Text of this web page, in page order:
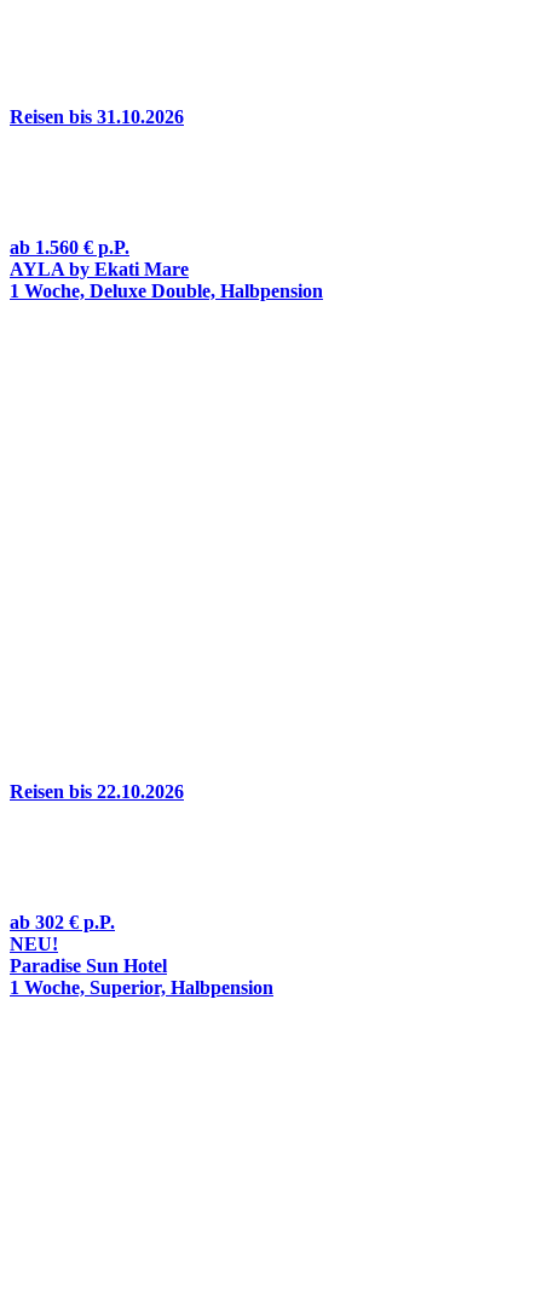
Reisen bis 31.10.2026
ab 1.560 € p.P.
AYLA by Ekati Mare
1 Woche, Deluxe Double, Halbpension
Reisen bis 22.10.2026
ab 302 € p.P.
NEU!
Paradise Sun Hotel
1 Woche, Superior, Halbpension